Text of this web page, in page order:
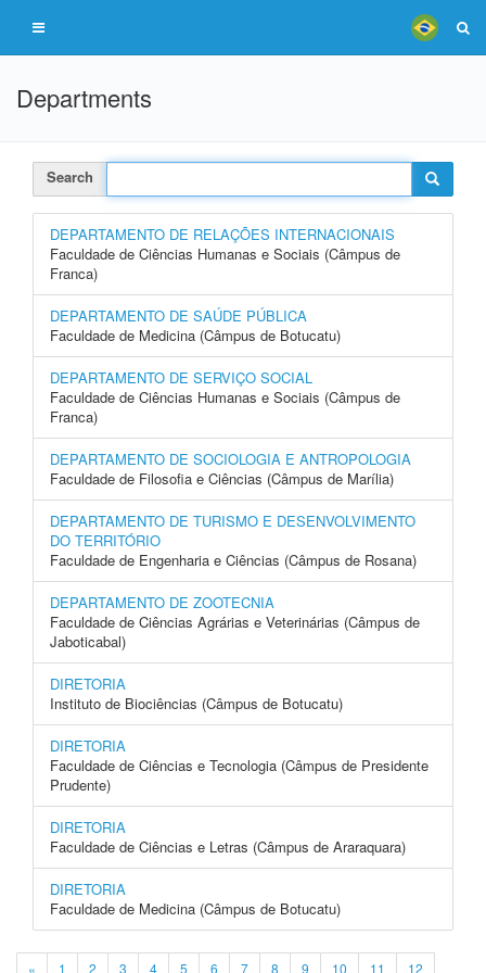
Departments
Search
DEPARTAMENTO DE RELAÇÕES INTERNACIONAIS
Faculdade de Ciências Humanas e Sociais (Câmpus de
Franca)
DEPARTAMENTO DE SAÚDE PÚBLICA
Faculdade de Medicina (Câmpus de Botucatu)
DEPARTAMENTO DE SERVIÇO SOCIAL
Faculdade de Ciências Humanas e Sociais (Câmpus de
Franca)
DEPARTAMENTO DE SOCIOLOGIA E ANTROPOLOGIA
Faculdade de Filosofia e Ciências (Câmpus de Marília)
DEPARTAMENTO DE TURISMO E DESENVOLVIMENTO
DO TERRITÓRIO
Faculdade de Engenharia e Ciências (Câmpus de Rosana)
DEPARTAMENTO DE ZOOTECNIA
Faculdade de Ciências Agrárias e Veterinárias (Câmpus de
Jaboticabal)
DIRETORIA
Instituto de Biociências (Câmpus de Botucatu)
DIRETORIA
Faculdade de Ciências e Tecnologia (Câmpus de Presidente
Prudente)
DIRETORIA
Faculdade de Ciências e Letras (Câmpus de Araraquara)
DIRETORIA
Faculdade de Medicina (Câmpus de Botucatu)
« 1 2 3 4 5 6 7 8 9 10 11 12